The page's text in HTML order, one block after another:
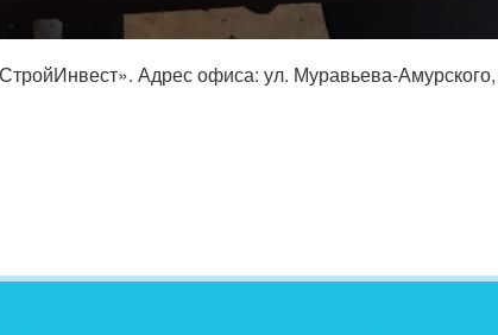
Адрес офиса: ул. Муравьева-